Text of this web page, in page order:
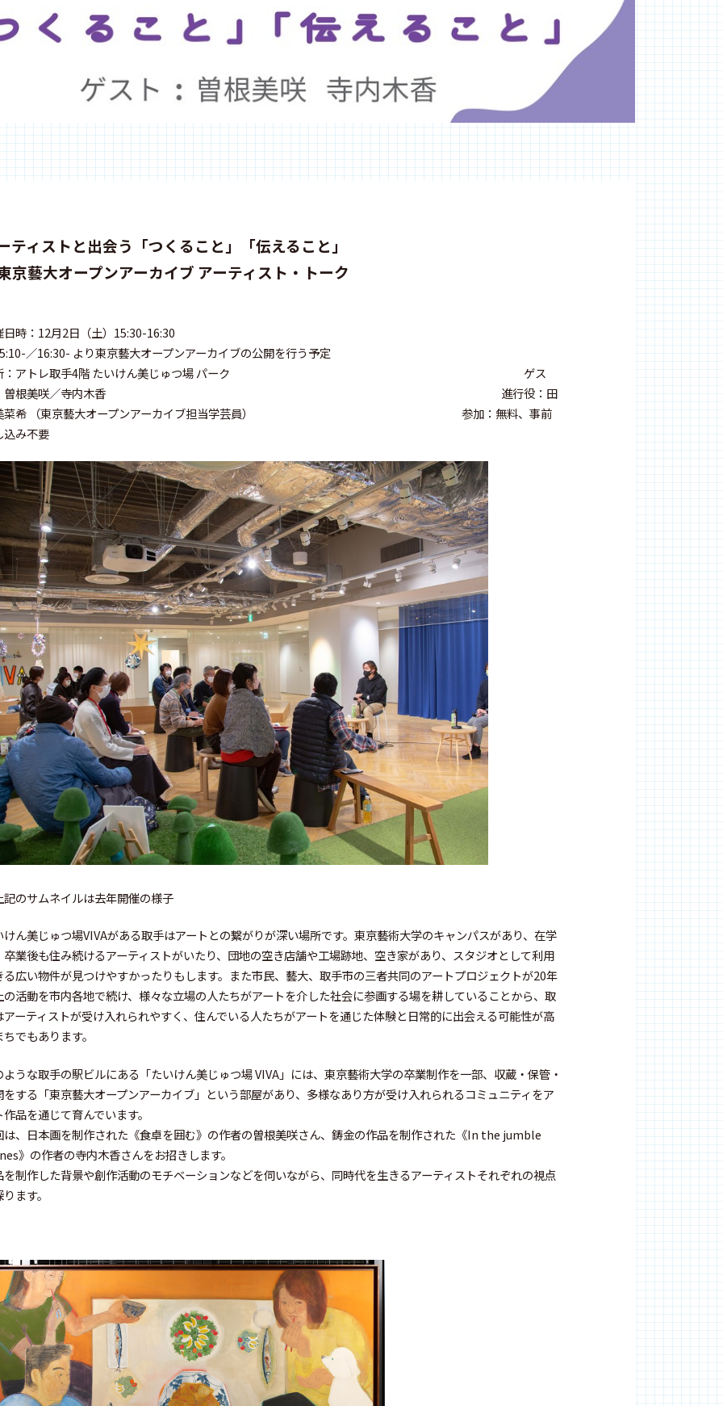
ティストと出会う「つくること」「伝えること」
京藝大オープンアーカイブ アーティスト・トーク
日時：12月2日（土）15:30-16:30
／16:30- より東京藝大オープンアーカイブの公開を行う予定
所：アトレ取手4階 たいけん美じゅつ場 パーク ゲス
：曽根美咲／寺内木香 進行役：田
菜希 （東京藝大オープンアーカイブ担当学芸員） 参加：無料、事前
込み不要
記のサムネイルは去年開催の様子
けん美じゅつ場VIVAがある取手はアートとの繋がりが深い場所です。東京藝術大学のキャンパスがあり、在学
卒業後も住み続けるアーティストがいたり、団地の空き店舗や工場跡地、空き家があり、スタジオとして利用
る広い物件が見つけやすかったりもします。また市民、藝大、取手市の三者共同のアートプロジェクトが20年
の活動を市内各地で続け、様々な立場の人たちがアートを介した社会に参画する場を耕していることから、取
アーティストが受け入れられやすく、住んでいる人たちがアートを通じた体験と日常的に出会える可能性が高
でもあります。
ような取手の駅ビルにある「たいけん美じゅつ場 VIVA」には、東京藝術大学の卒業制作を一部、収蔵・保管・
をする「東京藝大オープンアーカイブ」という部屋があり、多様なあり方が受け入れられるコミュニティをア
品を通じて育んでいます。
は、日本画を制作された《食卓を囲む》の作者の曽根美咲さん、鋳金の作品を制作された《In the jumble
》の作者の寺内木香さんをお招きします。
を制作した背景や創作活動のモチベーションなどを伺いながら、同時代を生きるアーティストそれぞれの視点
ます。